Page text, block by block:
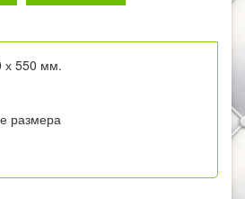
х 550 мм.
размера